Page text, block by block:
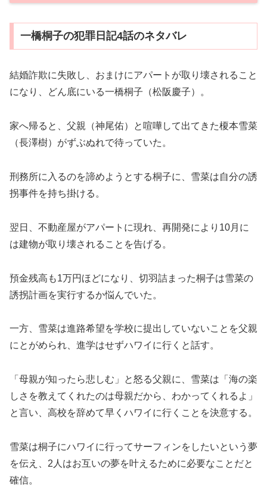
一橋桐子の犯罪日記4話のネタバレ
結婚詐欺に失敗し、おまけにアパートが取り壊されること
になり、どん底にいる一橋桐子（松阪慶子）。
家へ帰ると、父親（神尾佑）と喧嘩して出てきた榎本雪菜
（長澤樹）がずぶぬれで待っていた。
刑務所に入るのを諦めようとする桐子に、雪菜は自分の誘
拐事件を持ち掛ける。
翌日、不動産屋がアパートに現れ、再開発により10月に
は建物が取り壊されることを告げる。
預金残高も1万円ほどになり、切羽詰まった桐子は雪菜の
誘拐計画を実行するか悩んでいた。
一方、雪菜は進路希望を学校に提出していないことを父親
にとがめられ、進学はせずハワイに行くと話す。
「母親が知ったら悲しむ」と怒る父親に、雪菜は「海の楽
しさを教えてくれたのは母親だから、わかってくれるよ」
と言い、高校を辞めて早くハワイに行くことを決意する。
雪菜は桐子にハワイに行ってサーフィンをしたいという夢
を伝え、2人はお互いの夢を叶えるために必要なことだと
確信。